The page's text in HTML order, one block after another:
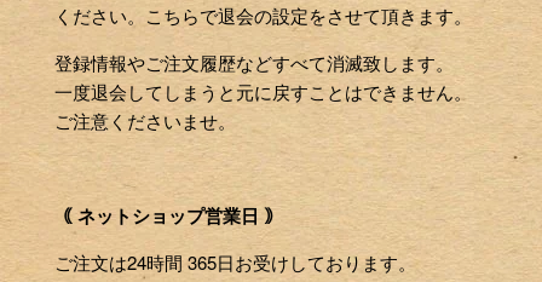
ください。こちらで退会の設定をさせて頂きます。
登録情報やご注文履歴などすべて消滅致します。
一度退会してしまうと元に戻すことはできません。
ご注意くださいませ。
｟ ネットショップ営業日 ｠
ご注文は24時間 365日お受けしております。